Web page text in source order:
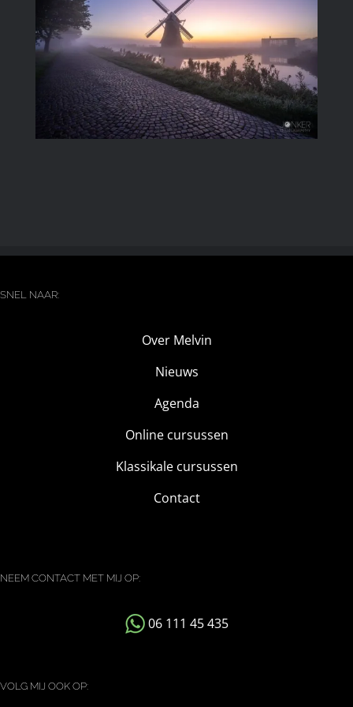
Image
SNEL NAAR:
Over Melvin
Nieuws
Agenda
Online cursussen
Klassikale cursussen
Contact
NEEM CONTACT MET MIJ OP:
06 111 45 435
VOLG MIJ OOK OP: